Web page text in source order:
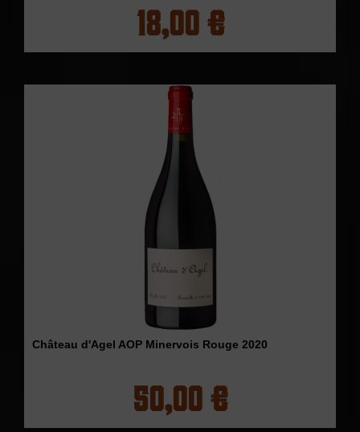
18,00 €
Château d'Agel AOP Minervois Rouge 2020
50,00 €